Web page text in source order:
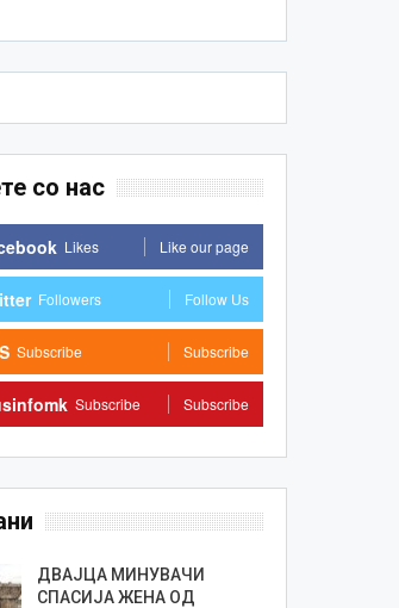
со нас
Likes Like our page
Followers Follow Us
Subscribe Subscribe
Subscribe Subscribe
ДВАЈЦА МИНУВАЧИ
СПАСИЈА ЖЕНА ОД